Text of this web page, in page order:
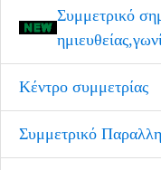
Συμμετρικό
Κέντρο συμμετρίας
Συμμετρικό